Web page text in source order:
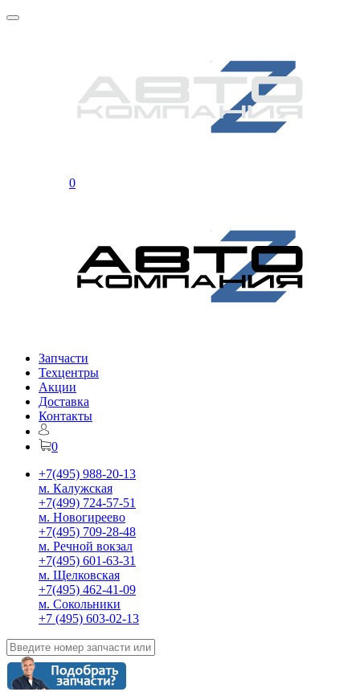
0
Запчасти
Техцентры
Акции
Доставка
Контакты
0
+7(495) 988-20-13
м. Калужская
+7(499) 724-57-51
м. Новогиреево
+7(495) 709-28-48
м. Речной вокзал
+7(495) 601-63-31
м. Щелковская
+7(495) 462-41-09
м. Сокольники
+7 (495) 603-02-13